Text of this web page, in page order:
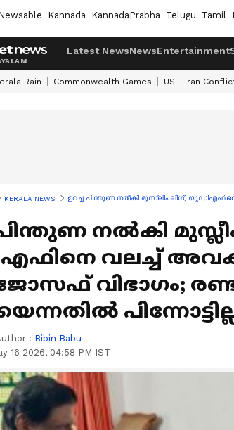
Kannada KannadaPrabha Telugu Tamil
Latest NewsNewsEntertainment
Rain Commonwealth Games US - Iran
KERALA NEWS ഉറച്ച പിന്തുണ നൽകി മുസ്ലീം ലീഗ്, യുഡിഎഫിനെ
പിന്തുണ നൽകി
വലച്ച്
ജോസഫ് വിഭാഗം;
: Bibin Babu
16 2026, 04:58 PM IST